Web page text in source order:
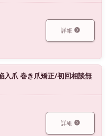
詳細
入爪 巻き爪矯正/初回相談無
詳細